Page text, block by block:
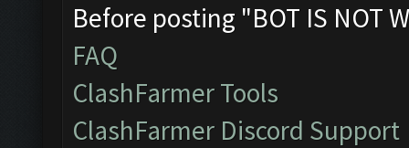
Before posting "BOT IS NOT
FAQ
ClashFarmer Tools
ClashFarmer Discord Support